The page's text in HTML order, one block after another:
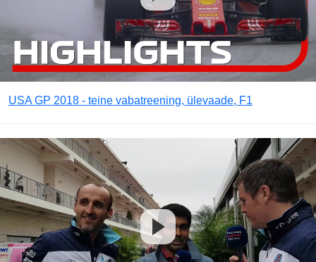
USA GP 2018 - teine vabatreening, ülevaade, F1